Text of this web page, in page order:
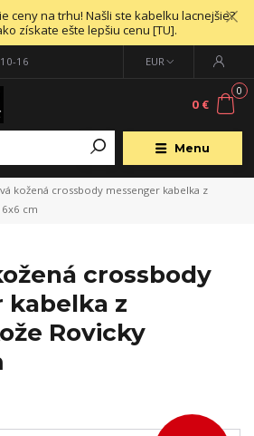
ceny na trhu! Našli ste kabelku lacnejšie?
získate ešte lepšiu cenu [TU].
Menu
EUR
16
0
0 €
kožená crossbody messenger kabelka z
cm
crossbody
kabelka z
Rovicky